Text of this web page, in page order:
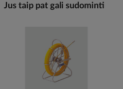
Jus taip pat gali sudominti